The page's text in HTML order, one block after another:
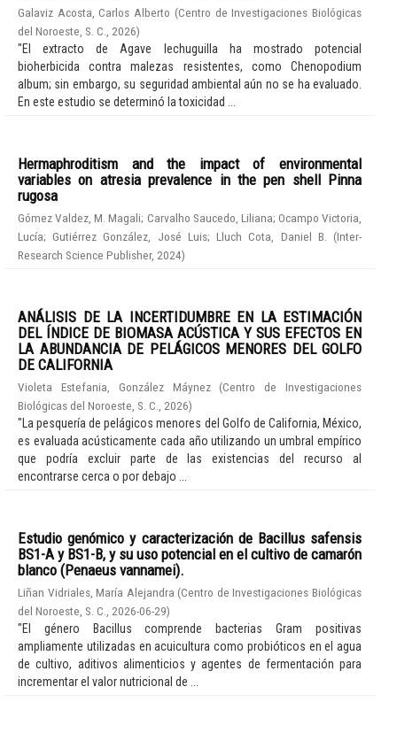
Galaviz Acosta, Carlos Alberto (Centro de Investigaciones Biológicas
del Noroeste, S. C.
2026)
"El extracto de Agave lechuguilla ha mostrado potencial
bioherbicida contra malezas resistentes, como Chenopodium
album; sin embargo, su seguridad ambiental aún no se ha evaluado.
En este estudio se determinó la toxicidad ...
Hermaphroditism and the impact of environmental
variables on atresia prevalence in the pen shell Pinna
rugosa
Gómez Valdez, M. Magali; Carvalho Saucedo, Liliana; Ocampo Victoria,
Lucía;Gutiérrez González, José Luis;Lluch Cota, Daniel B. (Inter-
Research Science Publisher, 2024)
ANÁLISIS DE LA INCERTIDUMBRE EN LA ESTIMACIÓN
DEL ÍNDICE DE BIOMASA ACÚSTICA Y SUS EFECTOS EN
LA ABUNDANCIA DE PELÁGICOS MENORES DEL GOLFO
DE CALIFORNIA
Violeta Estefania, González Máynez (Centro de Investigaciones
Biológicas del Noroeste, S. C.
2026)
"La pesquería de pelágicos menores del Golfo de California, México,
es evaluada acústicamente cada año utilizando un umbral empírico
que podría excluir parte de las existencias del recurso al
encontrarse cerca o por debajo ...
Estudio genómico y caracterización de Bacillus safensis
BS1-A y BS1-B, y su uso potencial en el cultivo de camarón
blanco (Penaeus vannamei).
Liñan Vidriales, María Alejandra (Centro de Investigaciones Biológicas
del Noroeste, S. C.
2026-06-29)
"El género Bacillus comprende bacterias Gram positivas
ampliamente utilizadas en acuicultura como probióticos en el agua
de cultivo, aditivos alimenticios y agentes de fermentación para
incrementar el valor nutricional de ...